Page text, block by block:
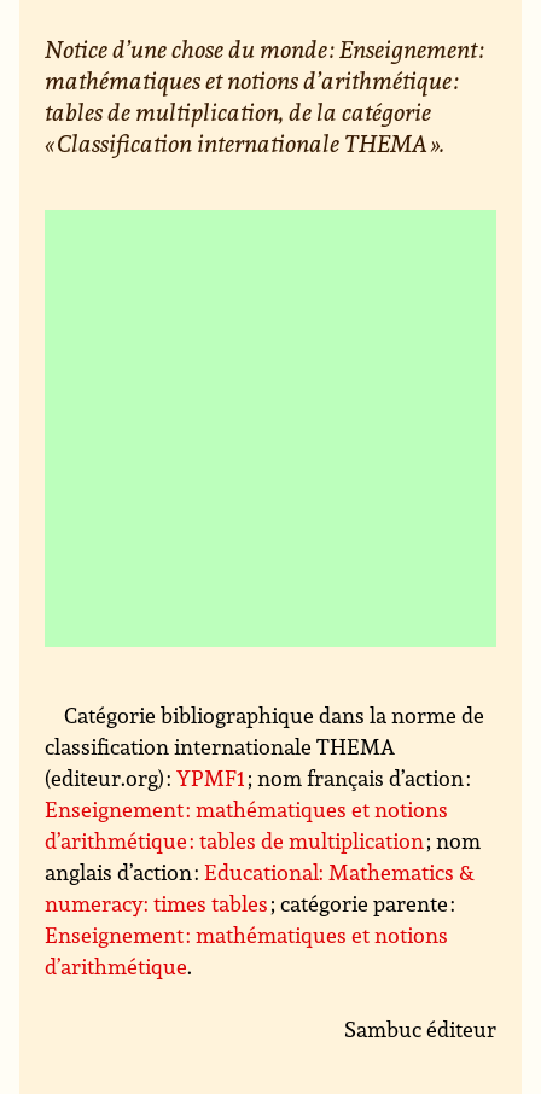
Notice d’une chose du monde : Enseignement :
mathématiques et notions d’arithmétique :
tables de multiplication, de la catégorie
« Classification internationale THEMA ».
Catégorie bibliographique dans la norme de
classification internationale THEMA
(editeur.org) :YPMF1; nom français d’action :
Enseignement : mathématiques et notions
d’arithmétique : tables de multiplication; nom
anglais d’action :Educational: Mathematics &
numeracy: times tables; catégorie parente :
Enseignement : mathématiques et notions
d’arithmétique.
Sambuc éditeur